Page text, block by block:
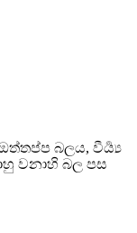
බලය, වීර්‍ය්‍ය
වනාහි බල පස